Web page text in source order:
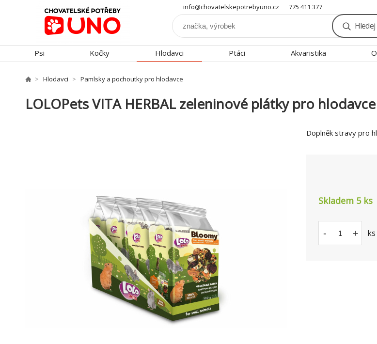
info@chovatelskepotrebyuno.cz 775 411 377
Hledej
Psi Kočky Hlodavci Ptáci Akvaristika
Hlodavci Pamlsky a pochoutky pro hlodavce
LOLOPets VITA HERBAL zeleninové plátky pro
Doplněk stravy pro
Skladem 5 ks
- + ks